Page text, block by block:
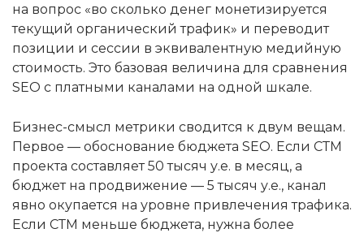
на вопрос «во сколько денег монетизируется
текущий органический трафик» и переводит
позиции и сессии в эквивалентную медийную
стоимость. Это базовая величина для сравнения
SEO с платными каналами на одной шкале.
Бизнес-смысл метрики сводится к двум вещам.
Первое — обоснование бюджета SEO. Если СТМ
проекта составляет 50 тысяч у.е. в месяц, а
бюджет на продвижение — 5 тысяч у.е., канал
явно окупается на уровне привлечения трафика.
Если СТМ меньше бюджета, нужна более